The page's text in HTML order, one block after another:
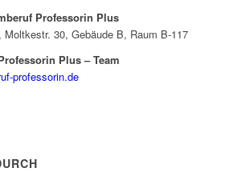
Professorin Plus
Moltkestr. 30, Gebäude B, Raum B-117
Plus – Team
professorin.de